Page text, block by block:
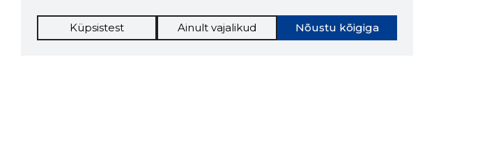
Nõustu kõigiga
Küpsistest Ainult vajalikud